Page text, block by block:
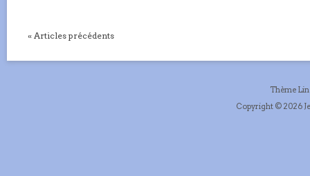
« Articles précédents
Thème
Copyright © 2026